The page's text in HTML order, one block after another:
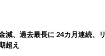
減、過去最長に 24カ月連続、リ
超え